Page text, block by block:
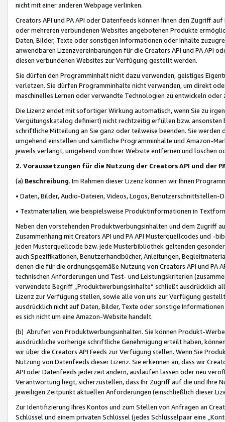
nicht mit einer anderen Webpage verlinken.
Creators API und PA API oder Datenfeeds können Ihnen den Zugriff
oder mehreren verbundenen Websites angebotenen Produkte
Daten, Bilder, Texte oder sonstigen Informationen oder Inhalte
anwendbaren Lizenzvereinbarungen für die Creators API und PA API
diesen verbundenen Websites zur Verfügung gestellt werden.
Sie dürfen den Programminhalt nicht dazu verwenden, geistiges
verletzen. Sie dürfen Programminhalte nicht verwenden, um direkt
maschinelles Lernen oder verwandte Technologien zu entwickeln
Die Lizenz endet mit sofortiger Wirkung automatisch, wenn Sie zu
Vergütungskatalog definiert) nicht rechtzeitig erfüllen bzw. ansonsten
schriftliche Mitteilung an Sie ganz oder teilweise beenden. Sie werden
umgehend einstellen und sämtliche Programminhalte und Amazon-
jeweils verlangt, umgehend von Ihrer Website entfernen und löschen
2. Voraussetzungen für die Nutzung der Creators API und der
(a) Beschreibung. Im Rahmen dieser Lizenz können wir Ihnen
• Daten, Bilder, Audio-Dateien, Videos, Logos, Benutzerschnittstellen-
• Textmaterialien, wie beispielsweise Produktinformationen in
Neben den vorstehenden Produktwerbungsinhalten und dem Zugriff
Zusammenhang mit Creators API und PA API Musterquellcodes und
jeden Musterquellcode bzw. jede Musterbibliothek geltenden
auch Spezifikationen, Benutzerhandbücher, Anleitungen,
denen die für die ordnungsgemäße Nutzung von Creators API und PA
technischen Anforderungen und Test- und Leistungskriterien
verwendete Begriff „Produktwerbungsinhalte“ schließt ausdrücklich
Lizenz zur Verfügung stellen, sowie alle von uns zur Verfügung
ausdrücklich nicht auf Daten, Bilder, Texte oder sonstige
es sich nicht um eine Amazon-Website handelt.
(b) Abrufen von Produktwerbungsinhalten. Sie können Produkt-
ausdrückliche vorherige schriftliche Genehmigung erteilt haben,
wir über die Creators API Feeds zur Verfügung stellen. Wenn Sie
Nutzung von Datenfeeds dieser Lizenz. Sie erkennen an, dass wir
API oder Datenfeeds jederzeit ändern, auslaufen lassen oder neu
Verantwortung liegt, sicherzustellen, dass Ihr Zugriff auf die und Ihre
jeweiligen Zeitpunkt aktuellen Anforderungen (einschließlich dieser
Zur Identifizierung Ihres Kontos und zum Stellen von Anfragen an
Schlüssel und einem privaten Schlüssel (jedes Schlüsselpaar eine